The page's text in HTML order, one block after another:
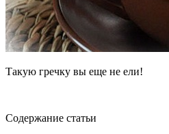
Такую гречку вы еще не ели!
Содержание статьи